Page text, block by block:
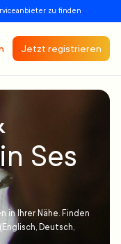
zu finden
Jetzt registrieren
Ses
in Ihrer Nähe. Finden
Deutsch,